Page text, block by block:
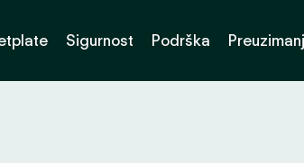
Sigurnost Podrška